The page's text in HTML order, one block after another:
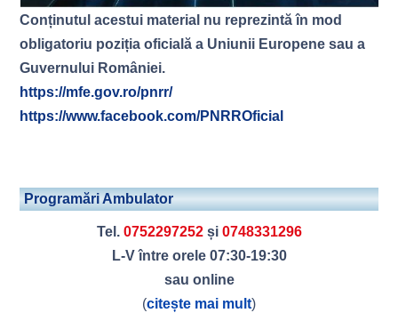
Conținutul acestui material nu reprezintă în mod
obligatoriu poziția oficială a Uniunii Europene sau a
Guvernului României.
https://mfe.gov.ro/pnrr/
https://www.facebook.com/PNRROficial
Programări Ambulator
Tel. 0752297252și 0748331296
L-V între orele 07:30-19:30
sau online
(citește mai mult)